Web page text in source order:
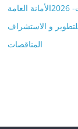
و الاستشراف
المناقصات